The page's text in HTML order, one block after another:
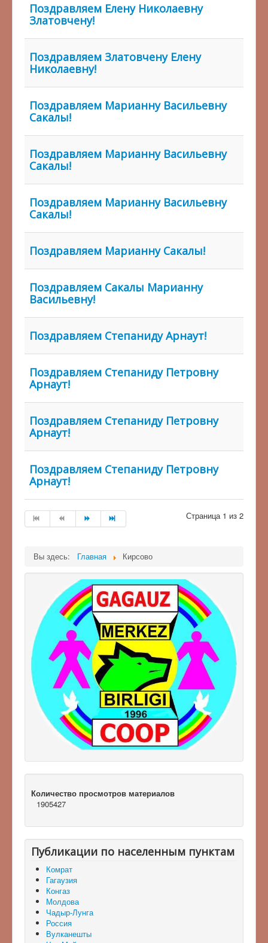
Поздравляем Елену Николаевну
Златовчену!
Поздравляем Златовчену Елену
Николаевну!
Поздравляем Марианну Васильевну
Сакалы!
Поздравляем Марианну Васильевну
Сакалы!
Поздравляем Марианну Васильевну
Сакалы!
Поздравляем Марианну Сакалы!
Поздравляем Сакалы Марианну
Васильевну!
Поздравляем Степаниду Арнаут!
Поздравляем Степаниду Петровну
Арнаут!
Поздравляем Степаниду Петровну
Арнаут!
Поздравляем Степаниду Петровну
Арнаут!
Страница 1 из 2
Вы здесь: Главная Кирсово
Количество просмотров материалов
1905427
Публикации по населенным пунктам
Комрат
Гагаузия
Конгаз
Молдова
Чадыр-Лунга
Россия
Вулканешты